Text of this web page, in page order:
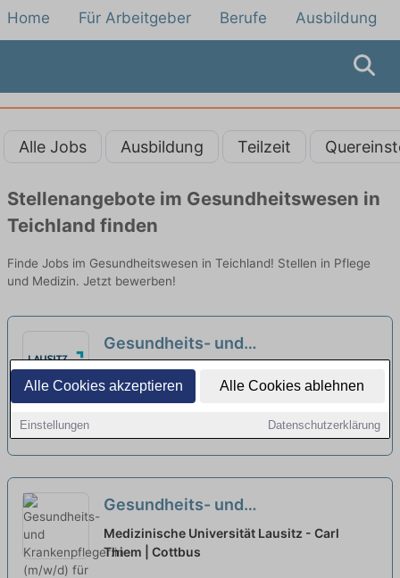
Alle Cookies akzeptieren Alle Cookies ablehnen
Einstellungen Datenschutzerklärung
Home Für Arbeitgeber Berufe Ausbildung
Alle Jobs Ausbildung Teilzeit
Stellenangebote im Gesundheitswesen in
Teichland finden
Finde Jobs im Gesundheitswesen in Teichland! Stellen in Pflege
und Medizin. Jetzt bewerben!
Gesundheits- und
Krankenpfleger:in (w/m/d) - Zur
Verstärkung unseres Teams
Lausitz Klinik Forst | Forst (Lausitz)
zum Angebot
Gesundheits- und
Krankenpfleger:in (m/w/d) für die
Anästhesie im Zentralen OP - Wir
Medizinische Universität Lausitz - Carl
Thiem | Cottbus